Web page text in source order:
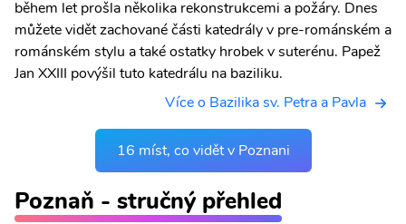
během let prošla několika rekonstrukcemi a požáry. Dnes
můžete vidět zachované části katedrály v pre-románském a
románském stylu a také ostatky hrobek v suterénu. Papež
Jan XXIII povýšil tuto katedrálu na baziliku.
Více o Bazilika sv. Petra a Pavla
16 míst, co vidět v Poznani
Poznaň - stručný přehled